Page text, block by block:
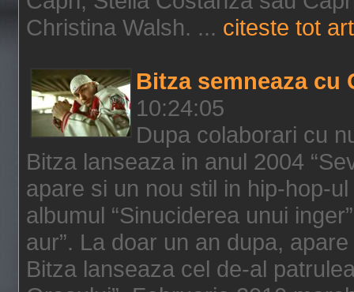
Christina Walsh. ... citeste tot
Bitza semneaza cu
10:24:05
Dupa colaborari cu
Bitza lanseaza in anul 2004
apare si un nou stil in hip-hop-
albumul “Sinuciderea unui
aur”. La doar un an dupa,
Bitza lanseaza cel de-al